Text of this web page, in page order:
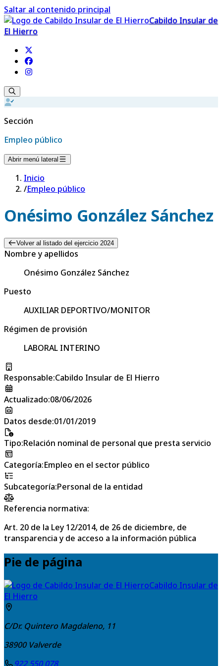
Saltar al contenido principal
Cabildo Insular de
El Hierro
Sección
Empleo público
Abrir menú lateral
Inicio
/Empleo público
Onésimo González Sánchez
Volver al listado del ejercicio 2024
Nombre y apellidos
Onésimo González Sánchez
Puesto
AUXILIAR DEPORTIVO/MONITOR
Régimen de provisión
LABORAL INTERINO
Responsable:Cabildo Insular de El Hierro
Actualizado:08/06/2026
Datos desde:01/01/2019
Tipo:Relación nominal de personal que presta servicio
Categoría:Empleo en el sector público
Subcategoría:Personal de la entidad
Referencia normativa:
Art. 20 de la Ley 12/2014, de 26 de diciembre, de
transparencia y de acceso a la información pública
Pie de página
Cabildo Insular de
El Hierro
C/Dr. Quintero Magdaleno, 11
38900 Valverde
922 550 078